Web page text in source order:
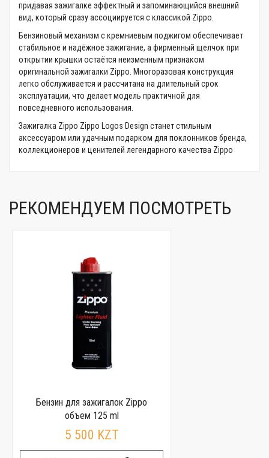
придавая зажигалке эффектный и запоминающийся внешний
вид, который сразу ассоциируется с классикой Zippo.
Бензиновый механизм с кремниевым поджигом обеспечивает
стабильное и надёжное зажигание, а фирменный щелчок при
открытии крышки остаётся неизменным признаком
оригинальной зажигалки Zippo. Многоразовая конструкция
легко обслуживается и рассчитана на длительный срок
эксплуатации, что делает модель практичной для
повседневного использования.
Зажигалка Zippo Zippo Logos Design станет стильным
аксессуаром или удачным подарком для поклонников бренда,
коллекционеров и ценителей легендарного качества Zippo
РЕКОМЕНДУЕМ ПОСМОТРЕТЬ
Бензин для зажигалок Zippo
объем 125 ml
5 500 KZT